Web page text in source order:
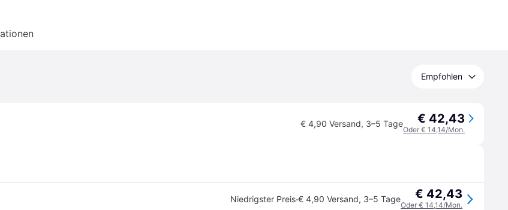
Empfohlen
€ 4,90 Versand, 3–5 Tage € 42,43
Oder € 14,14/Mon.
Niedrigster Preis·€ 4,90 Versand, 3–5 Tage € 42,43
Oder € 14,14/Mon.